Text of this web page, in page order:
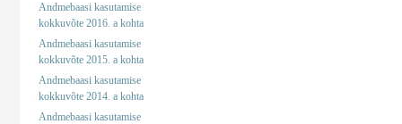
Andmebaasi kasutamise
kokkuvõte 2016. a kohta
Andmebaasi kasutamise
kokkuvõte 2015. a kohta
Andmebaasi kasutamise
kokkuvõte 2014. a kohta
Andmebaasi kasutamise